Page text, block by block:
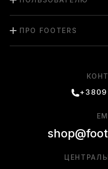
использовать
Подойдут ли Nike Air
Модель рассчитана на
отлично подходит для
ПРО FOOTERS